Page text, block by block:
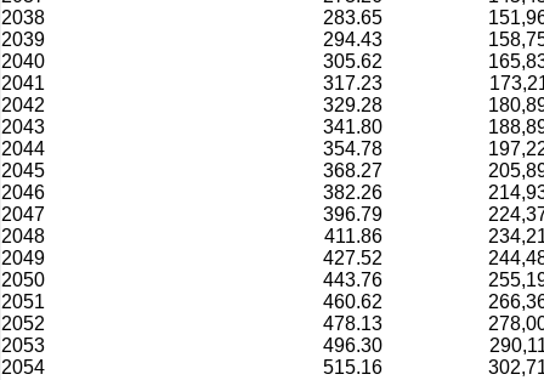
2038
283.65
2039
294.43
2040
305.62
2041
317.23
2042
329.28
2043
341.80
2044
354.78
2045
368.27
2046
382.26
2047
396.79
2048
411.86
2049
427.52
2050
443.76
2051
460.62
2052
478.13
2053
496.30
2054
515.16